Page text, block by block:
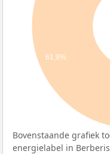
61,9%
Bovenstaande grafiek
energielabel in